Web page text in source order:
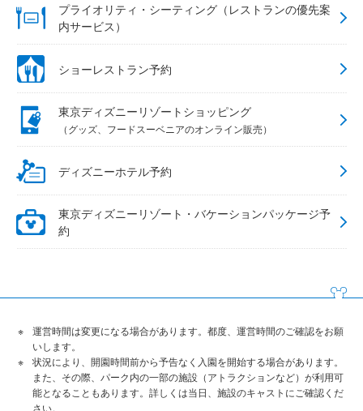
プライオリティ・シーティング（レストランの優先案
内サービス）
ショーレストラン予約
東京ディズニーリゾートショッピング
（グッズ、フードスーベニアのオンライン販売）
ディズニーホテル予約
東京ディズニーリゾート・バケーションパッケージ予
約
運営時間は変更になる場合があります。都度、運営時間のご確認をお願
いします。
状況により、開園時間前から予告なく入園を開始する場合があります。
また、その際、パーク内の一部の施設（アトラクションなど）が利用可
能となることもあります。詳しくは当日、施設のキャストにご確認くだ
さい。